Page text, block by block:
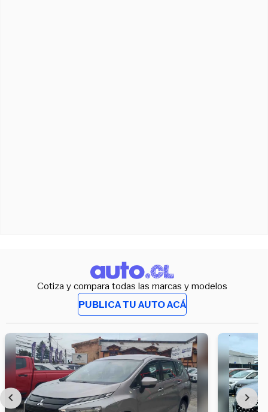
Cotiza y compara todas las marcas y modelos
PUBLICA TU AUTO ACÁ